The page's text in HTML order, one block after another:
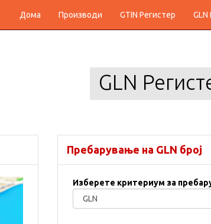
Дома Производи GTIN Регистер GLN
GLN
Пребарување на GLN број
Изберете критериум за